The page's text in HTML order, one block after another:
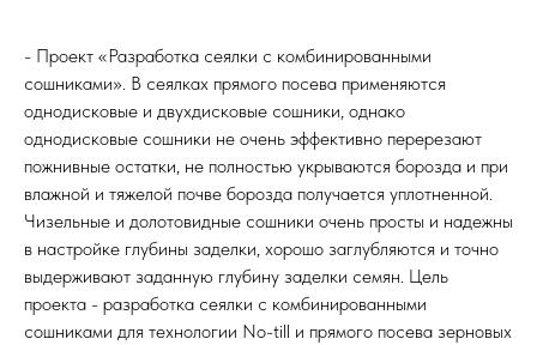
- Проект «Разработка сеялки с комбинированными
сошниками». В сеялках прямого посева применяются
однодисковые и двухдисковые сошники, однако
однодисковые сошники не очень эффективно перерезают
пожнивные остатки, не полностью укрываются борозда и при
влажной и тяжелой почве борозда получается уплотненной.
Чизельные и долотовидные сошники очень просты и надежны
в настройке глубины заделки, хорошо заглубляются и точно
выдерживают заданную глубину заделки семян. Цель
проекта - разработка сеялки с комбинированными
сошниками для технологии No-till и прямого посева зерновых